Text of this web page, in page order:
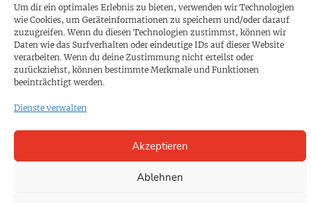
Um dir ein optimales Erlebnis zu bieten, verwenden wir Technologien
wie Cookies, um Geräteinformationen zu speichern und/oder darauf
zuzugreifen. Wenn du diesen Technologien zustimmst, können wir
Daten wie das Surfverhalten oder eindeutige IDs auf dieser Website
verarbeiten. Wenn du deine Zustimmung nicht erteilst oder
zurückziehst, können bestimmte Merkmale und Funktionen
beeinträchtigt werden.
Dienste verwalten
Akzeptieren
Ablehnen
PROKOMPAKT
Impressum
SPENDEN
Datenschutz
Cookie-Richtlinie